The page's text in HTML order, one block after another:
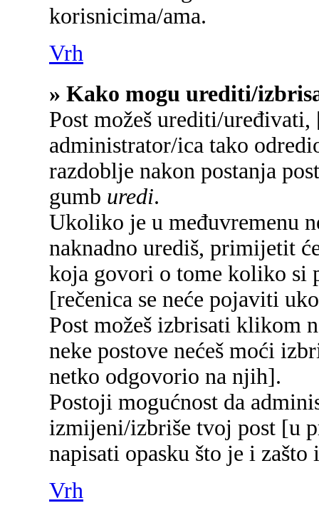
korisnicima/ama.
Vrh
» Kako mogu urediti/
Post možeš urediti/
administrator/ica tako
razdoblje nakon postanja
gumb uredi.
Ukoliko je u međuvremenu
naknadno urediš, primijetit
koja govori o tome koliko si
[rečenica se neće pojaviti
Post možeš izbrisati klikom
neke postove nećeš moći
netko odgovorio na njih].
Postoji mogućnost da
izmijeni/izbriše tvoj post [u
napisati opasku što je i
Vrh